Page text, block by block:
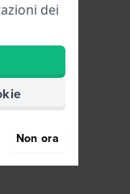
dei
Non ora